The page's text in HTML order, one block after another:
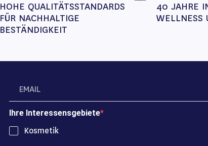
HOHE QUALITÄTSSTANDARDS
FÜR NACHHALTIGE
BESTÄNDIGKEIT
40 JAHRE
WELLNESS
Ihre Interessensgebiete
Kosmetik